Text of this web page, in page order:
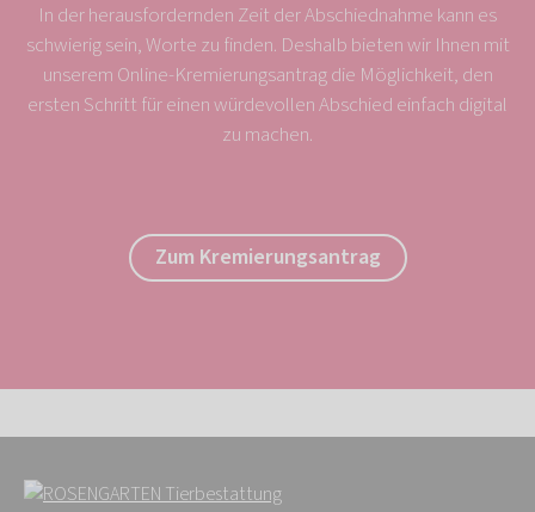
In der herausfordernden Zeit der Abschiednahme kann es
schwierig sein, Worte zu finden. Deshalb bieten wir Ihnen mit
unserem Online-Kremierungsantrag die Möglichkeit, den
ersten Schritt für einen würdevollen Abschied einfach digital
zu machen.
Zum Kremierungsantrag